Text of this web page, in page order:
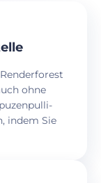
ohne
indem Sie